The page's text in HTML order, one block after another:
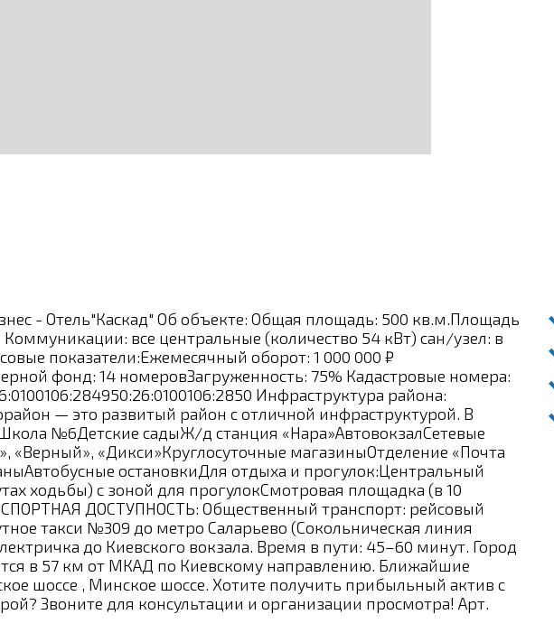
- Отель"Каскад" Об объекте: Общая площадь: 500 кв.м.Площадь
все центральные (количество 54 кВт) сан/узел: в
показатели:Ежемесячный оборот: 1 000 000 ₽
фонд: 14 номеровЗагруженность: 75% Кадастровые номера:
Инфраструктура района:
— это развитый район с отличной инфраструктурой. В
№6Детские садыЖ/д станция «Нара»АвтовокзалСетевые
«Верный», «Дикси»Круглосуточные магазиныОтделение «Почта
остановкиДля отдыха и прогулок:Центральный
ходьбы) с зоной для прогулокСмотровая площадка (в 10
ДОСТУПНОСТЬ: Общественный транспорт: рейсовый
такси №309 до метро Саларьево (Сокольническая линия
до Киевского вокзала. Время в пути: 45–60 минут. Город
в 57 км от МКАД по Киевскому направлению. Ближайшие
шоссе , Минское шоссе. Хотите получить прибыльный актив с
Звоните для консультации и организации просмотра! Арт.